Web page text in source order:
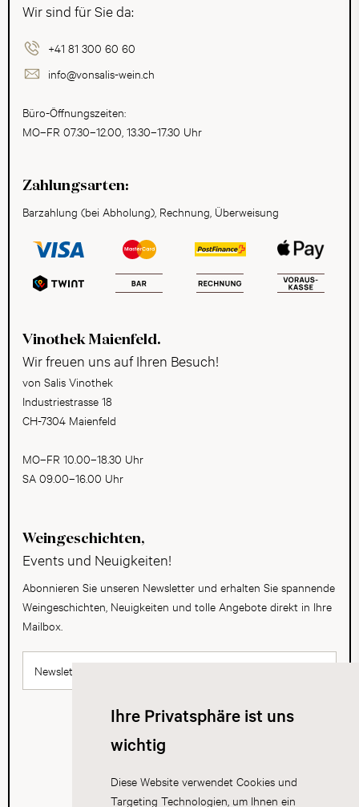
Ihre Privatsphäre ist uns
wichtig
Diese Website verwendet Cookies und
Targeting Technologien, um Ihnen ein
Wir sind für Sie da:
+41 81 300 60 60
info@vonsalis-wein.ch
Büro-Öffnungszeiten:
MO–FR 07.30–12.00, 13.30–17.30 Uhr
Zahlungsarten:
Barzahlung (bei Abholung), Rechnung, Überweisung
Vinothek Maienfeld.
Wir freuen uns auf Ihren Besuch!
von Salis Vinothek
Industriestrasse 18
CH-7304 Maienfeld
MO–FR 10.00–18.30 Uhr
SA 09.00–16.00 Uhr
Weingeschichten,
Events und Neuigkeiten!
Abonnieren Sie unseren Newsletter und erhalten Sie spannende
Weingeschichten, Neuigkeiten und tolle Angebote direkt in Ihre
Mailbox.
Newsletter abonnieren